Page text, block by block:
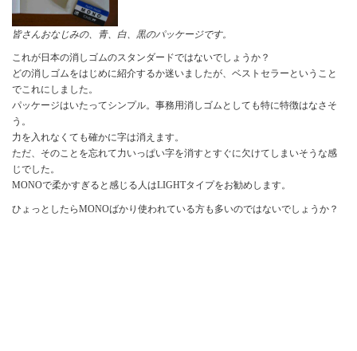
皆さんおなじみの、青、白、黒のパッケージです。
これが日本の消しゴムのスタンダードではないでしょうか？
どの消しゴムをはじめに紹介するか迷いましたが、ベストセラーということ
でこれにしました。
パッケージはいたってシンプル。事務用消しゴムとしても特に特徴はなさそ
う。
力を入れなくても確かに字は消えます。
ただ、そのことを忘れて力いっぱい字を消すとすぐに欠けてしまいそうな感
じでした。
MONOで柔かすぎると感じる人はLIGHTタイプをお勧めします。
ひょっとしたらMONOばかり使われている方も多いのではないでしょうか？